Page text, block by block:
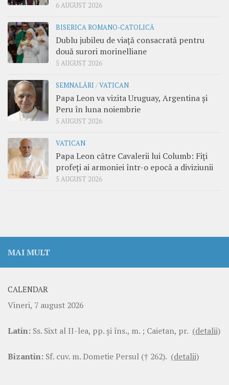
6 AUGUST 2026
BISERICA ROMANO-CATOLICĂ
Dublu jubileu de viață consacrată pentru
două surori morinelliane
5 AUGUST 2026
SEMNALĂRI /VATICAN
Papa Leon va vizita Uruguay, Argentina și
Peru în luna noiembrie
5 AUGUST 2026
VATICAN
Papa Leon către Cavalerii lui Columb: Fiți
profeți ai armoniei într-o epocă a diviziunii
5 AUGUST 2026
MAI MULT
CALENDAR
Vineri, 7 august 2026
Latin: Ss. Sixt al II-lea, pp. şi îns., m. ; Caietan, pr. (detalii)
Bizantin: Sf. cuv. m. Dometie Persul († 262). (detalii)